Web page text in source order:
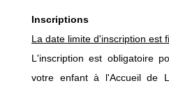
Inscriptions
La date limite d'inscription est
L'inscription est obligatoire
votre enfant à l'Accueil de